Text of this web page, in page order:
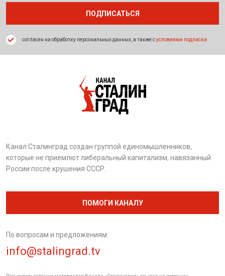
согласен на обработку персональных данных, а также сусловиями подписки
Канал Сталинград создан группой единомышленников,
которые не приемлют либеральный капитализм, навязанный
России после крушения СССР.
ПОМОГИ КАНАЛУ
По вопросам и предложениям:
info@stalingrad.tv